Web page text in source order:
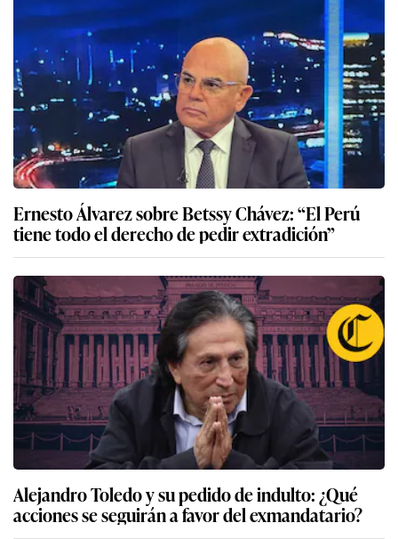
Ernesto Álvarez sobre Betssy Chávez: “El Perú
tiene todo el derecho de pedir extradición”
Alejandro Toledo y su pedido de indulto: ¿Qué
acciones se seguirán a favor del exmandatario?